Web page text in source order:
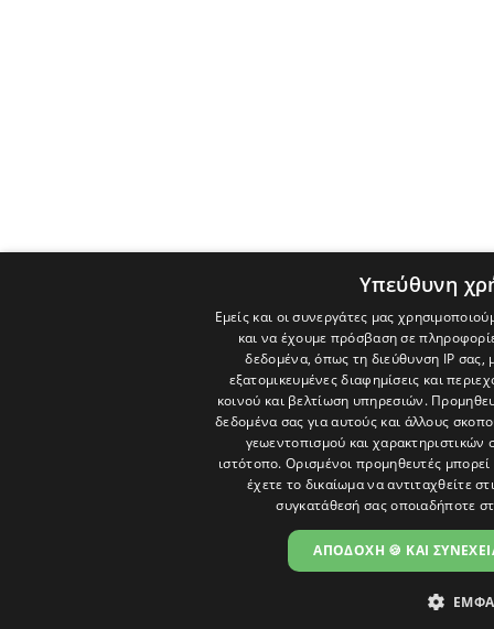
Υπεύθυνη
Εμείς και οι συνεργάτες μας
και να έχουμε πρόσβαση σε
δεδομένα, όπως τη διεύθυνση IP σας,
εξατομικευμένες διαφημίσεις και
κοινού και βελτίωση υπηρεσιών.
δεδομένα σας για αυτούς και άλλους
γεωεντοπισμού και χαρακτηριστικών
ιστότοπο. Ορισμένοι προμηθευτές
έχετε το δικαίωμα να αντιταχθείτε
συγκατάθεσή σας οποιαδήποτε
ΑΠΟΔΟΧΗ 🍪 ΚΑΙ